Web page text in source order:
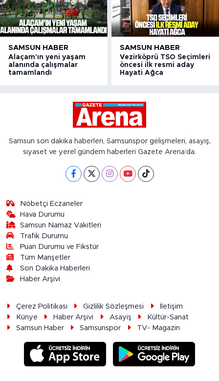
SAMSUN HABER
Alaçam'ın yeni yaşam
alanında çalışmalar
tamamlandı
SAMSUN HABER
Vezirköprü TSO Seçimleri
öncesi ilk resmi aday
Hayati Ağca
Samsun son dakika haberleri, Samsunspor gelişmeleri, asayiş,
siyaset ve yerel gündem haberleri Gazete Arena’da.
Nöbetçi Eczaneler
Hava Durumu
Samsun Namaz Vakitleri
Trafik Durumu
Puan Durumu ve Fikstür
Tüm Manşetler
Son Dakika Haberleri
Haber Arşivi
Çerez Politikası Gizlilik Sözleşmesi
İletişim
Künye
Haber Arşivi Asayiş
Kültür-Sanat
Samsun Haber
Samsunspor TV- Magazin